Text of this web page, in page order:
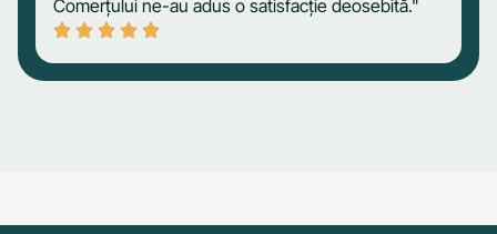
Comerțului ne-au adus o satisfacție deosebită."